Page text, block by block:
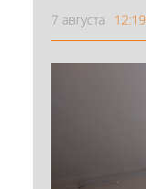
7 августа 12:19